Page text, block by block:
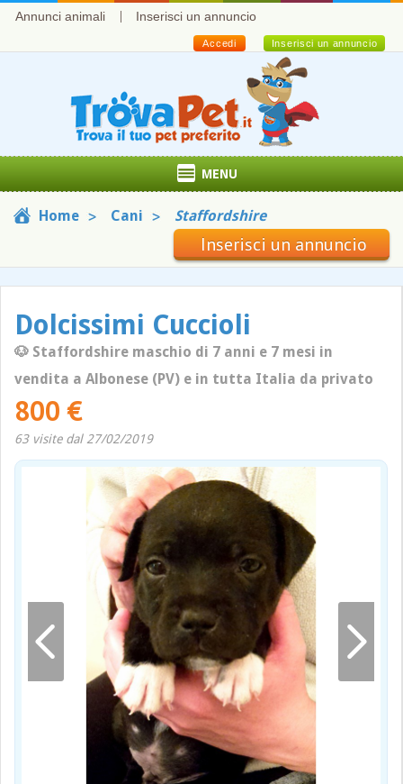
Annunci animali Inserisci un annuncio
Inserisci un annuncio
Accedi
MENU
Home Cani Staffordshire
Inserisci un annuncio
Dolcissimi Cuccioli
🐶 Staffordshire maschio di 7 anni e 7 mesi in
vendita a Albonese (PV) e in tutta Italia da privato
800 €
63 visite dal 27/02/2019